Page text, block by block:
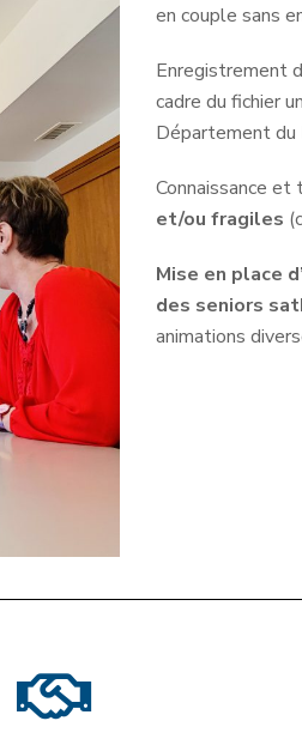
en couple sans
Enregistrement
cadre du fichier
Département du
Connaissance et
et/ou fragiles
Mise en place
des seniors
animations